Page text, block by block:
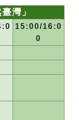
灣」
15:00/16:0
0